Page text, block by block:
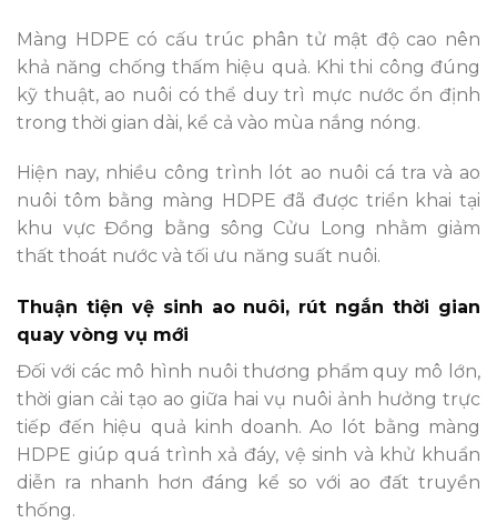
Màng HDPE có cấu trúc phân tử mật độ cao nên
khả năng chống thấm hiệu quả. Khi thi công đúng
kỹ thuật, ao nuôi có thể duy trì mực nước ổn định
trong thời gian dài, kể cả vào mùa nắng nóng.
Hiện nay, nhiều công trình lót ao nuôi cá tra và ao
nuôi tôm bằng màng HDPE đã được triển khai tại
khu vực Đồng bằng sông Cửu Long nhằm giảm
thất thoát nước và tối ưu năng suất nuôi.
Thuận tiện vệ sinh ao nuôi, rút ngắn thời gian
quay vòng vụ mới
Đối với các mô hình nuôi thương phẩm quy mô lớn,
thời gian cải tạo ao giữa hai vụ nuôi ảnh hưởng trực
tiếp đến hiệu quả kinh doanh. Ao lót bằng màng
HDPE giúp quá trình xả đáy, vệ sinh và khử khuẩn
diễn ra nhanh hơn đáng kể so với ao đất truyền
thống.